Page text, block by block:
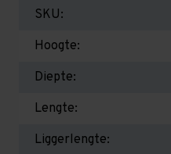
SKU:
Hoogte:
Diepte:
Lengte:
Liggerlengte: